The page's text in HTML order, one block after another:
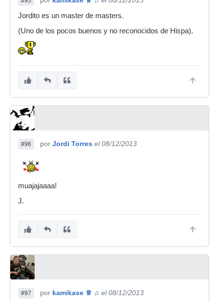
Jordito es un master de masters.
(Uno de los pocos buenos y no reconocidos de Hispa).
#96 por Jordi Torres el 08/12/2013
muajajaaaa!
J.
#97 por kamikase ♕ ♫ el 08/12/2013